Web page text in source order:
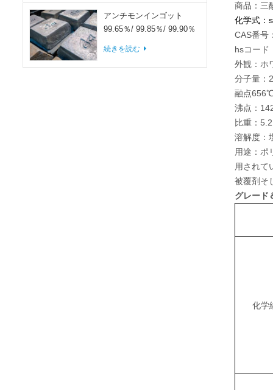
アンチモンインゴット
99.65％/ 99.85％/ 99.90％
続きを読む
商品：三
化学式：
CAS番号
hsコード
外観：ホ
分子量：
融点
沸点：
比重：5.2
溶解度：
用途：ポ
用されて
被覆剤そ
グレード
化学